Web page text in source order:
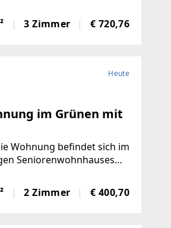
besonderer Vorteil ist
Wohnraum im
3 Zimmer € 720,76
Heute
im Grünen mit
Wohnung befindet sich im
Seniorenwohnhauses
täglichen Bedarfs,
Freizeitmöglichkeiten
2 Zimmer € 400,70